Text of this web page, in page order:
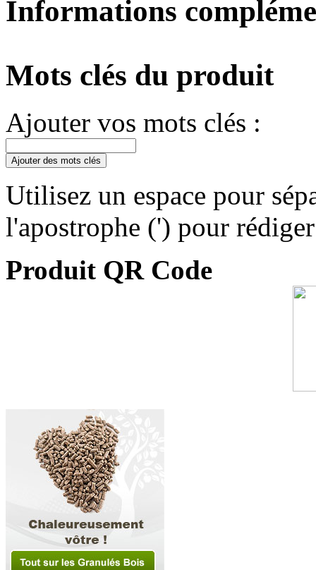
Informations
Mots clés du produit
Ajouter vos mots clés :
Ajouter des mots clés
Utilisez un espace pour
l'apostrophe (') pour
Produit QR Code